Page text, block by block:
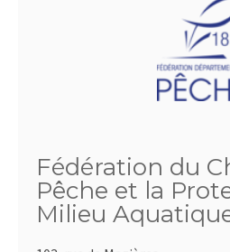
Fédération du
Pêche et la
Milieu